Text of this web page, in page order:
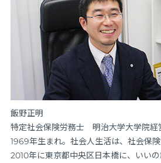
飯野正明
特定社会保険労務士 明治大学大学院経
1969年生まれ。社会人生活は、社会保険
2010年に東京都中央区日本橋に、いい